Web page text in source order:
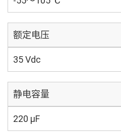
额定电压
35 Vdc
静电容量
220 µF